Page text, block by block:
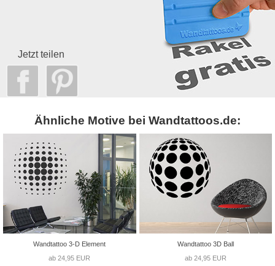
Jetzt teilen
Ähnliche Motive bei Wandtattoos.de:
Wandtattoo 3-D Element
ab 24,95 EUR
Wandtattoo 3D Ball
ab 24,95 EUR